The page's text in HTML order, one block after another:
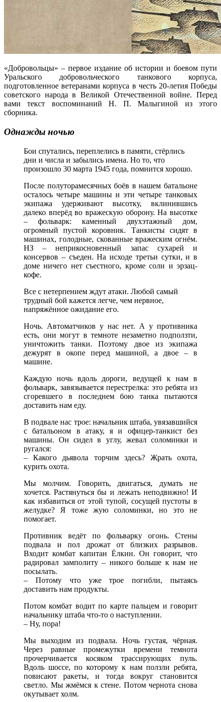
«Добровольцы» – первое издание об истории и боевом пути
Уральского добровольческого танкового корпуса,
подготовленное ветеранами корпуса в честь 20-летия Победы
советского народа в Великой Отечественной войне. Перед
вами текст воспоминаний Н. П. Малыгиной из этого
сборника.
Однажды ночью
Бои спутались, переплелись в памяти, стёрлись
дни и числа и забылись имена. Но то, что
произошло 30 марта 1945 года, помнится хорошо.
После полуторамесячных боёв в нашем батальоне
осталось четыре машины и эти четыре танковых
экипажа удерживают высотку, вклинившись
далеко вперёд во вражескую оборону. На высотке
– фольварк: каменный двухэтажный дом,
огромный пустой коровник. Танкисты сидят в
машинах, голодные, скованные вражеским огнём.
НЗ – неприкосновенный запас сухарей и
консервов – съеден. На исходе третьи сутки, и в
доме ничего нет съестного, кроме соли и эрзац-
кофе.
Все с нетерпением ждут атаки. Любой самый
трудный бой кажется легче, чем нервное,
напряжённое ожидание его.
Ночь. Автоматчиков у нас нет. А у противника
есть, они могут в темноте незаметно подползти,
уничтожить танки. Поэтому двое из экипажа
дежурят в окопе перед машиной, а двое – в
машине.
Каждую ночь вдоль дороги, ведущей к нам в
фольварк, завязывается перестрелка: это ребята из
сгоревшего в последнем бою танка пытаются
доставить нам еду.
В подвале нас трое: начальник штаба, увязавшийся
с батальоном в атаку, я и офицер-танкист без
машины. Он сидел в углу, жевал соломинки и
ругался:
– Какого дьявола торчим здесь? Жрать охота,
курить охота.
Мы молчим. Говорить, двигаться, думать не
хочется. Растянуться бы и лежать неподвижно! И
как избавиться от этой тупой, сосущей пустоты в
желудке? Я тоже жую соломинки, но это не
помогает.
Противник ведёт по фольварку огонь. Стены
подвала и пол дрожат от близких разрывов.
Входит комбат капитан Ёлкин. Он говорит, что
радировал замполиту – никого больше к нам не
посылать.
– Потому что уже трое погибли, пытаясь
доставить нам продукты.
Потом комбат водит по карте пальцем и говорит
начальнику штаба что-то о наступлении.
– Ну, пора!
Мы выходим из подвала. Ночь густая, чёрная.
Через равные промежутки времени темнота
прочерчивается косяком трассирующих пуль.
Вдоль шоссе, по которому к нам ползли ребята,
повисают ракеты, и тогда вокруг становится
светло. Мы жмёмся к стене. Потом чернота снова
окутывает холм.